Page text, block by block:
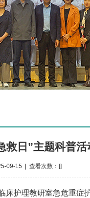
救日”主题科普活
09-15 | 查看次数：[]
床护理教研室急危重症